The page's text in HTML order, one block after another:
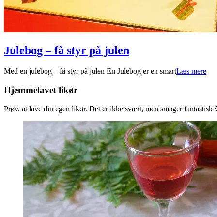
Julebog – få styr på julen
2022-
05
Med en julebog – få styr på julen En Julebog er en smartLæs mere
Hjemmelavet likør
Prøv, at lave din egen likør. Det er ikke svært, men smager fantastisk